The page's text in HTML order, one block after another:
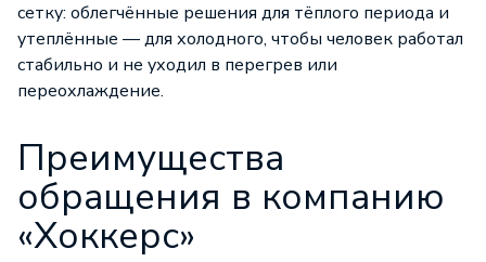
сетку: облегчённые решения для тёплого периода и
утеплённые — для холодного, чтобы человек работал
стабильно и не уходил в перегрев или
переохлаждение.
Преимущества
обращения в компанию
«Хоккерс»